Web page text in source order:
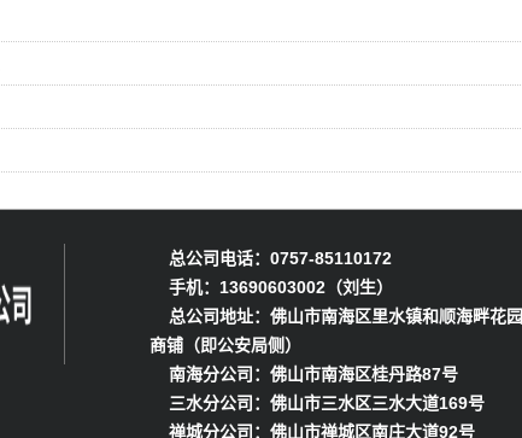
总公司电话：0757-85110172
手机：13690603002（刘生）
总公司地址：佛山市南海区里水镇和顺海畔花园
商铺（即公安局侧）
南海分公司：佛山市南海区桂丹路87号
三水分公司：佛山市三水区三水大道169号
禅城分公司：佛山市禅城区南庄大道92号